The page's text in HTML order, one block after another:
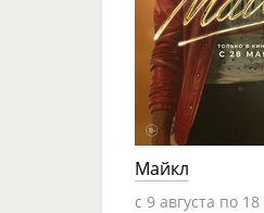
Майкл
c 9 августа по 18